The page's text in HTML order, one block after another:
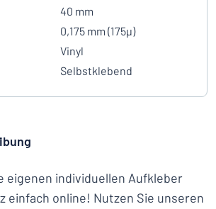
40 mm
0,175 mm (175µ)
Vinyl
Selbstklebend
eigenen individuellen Aufkleber
einfach online! Nutzen Sie unseren